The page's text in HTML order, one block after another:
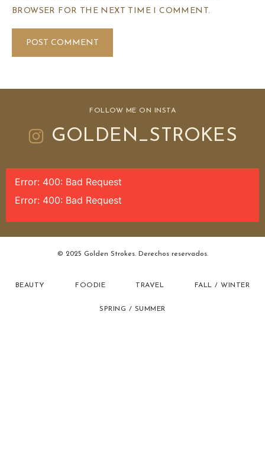
BROWSER FOR THE NEXT TIME I COMMENT.
FOLLOW ME ON INSTA
GOLDEN_STROKES
Error: 400: Bad Request
Error: 400: Bad Request
© 2025 Golden Strokes. Derechos reservados.
BEAUTY FOODIE TRAVEL FALL / WINTER
SPRING / SUMMER